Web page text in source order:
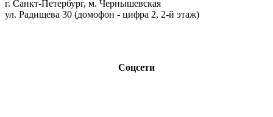
г. Санкт-Петербург, м. Чернышевская
ул. Радищева 30 (домофон - цифра 2, 2-й этаж)
Соцсети